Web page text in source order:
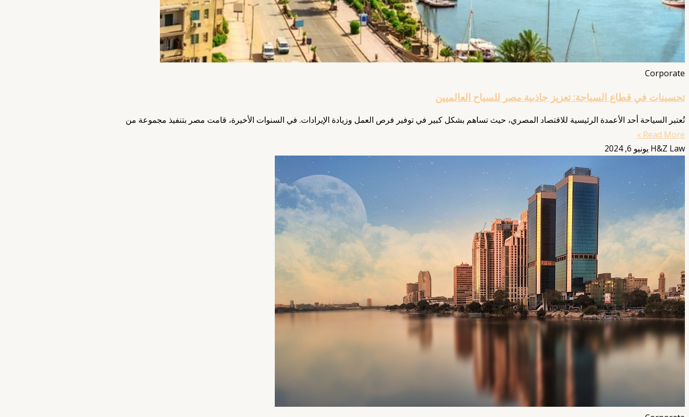
Corporate
تحسينات في قطاع السياحة: تعزيز جاذبية مصر للسياح العالميين
تُعتبر السياحة أحد الأعمدة الرئيسية للاقتصاد المصري، حيث تساهم بشكل كبير في توفير فرص العمل وزيادة الإيرادات. في السنوات الأخيرة، قامت مصر بتنفيذ مجموعة من
Read More »
H&Z Law يونيو 6, 2024